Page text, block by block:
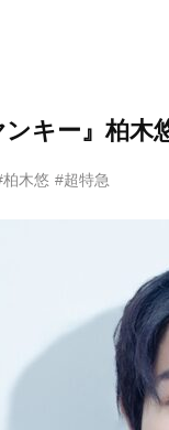
ンキー』柏木
柏木悠 #超特急